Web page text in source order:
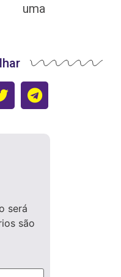
uma
será
são